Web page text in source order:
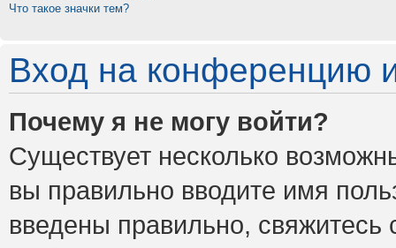
Что такое значки тем?
Вход на конференцию
Почему я не могу войти?
Существует несколько
вы правильно вводите имя
введены правильно,